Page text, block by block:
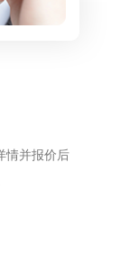
情并报价后